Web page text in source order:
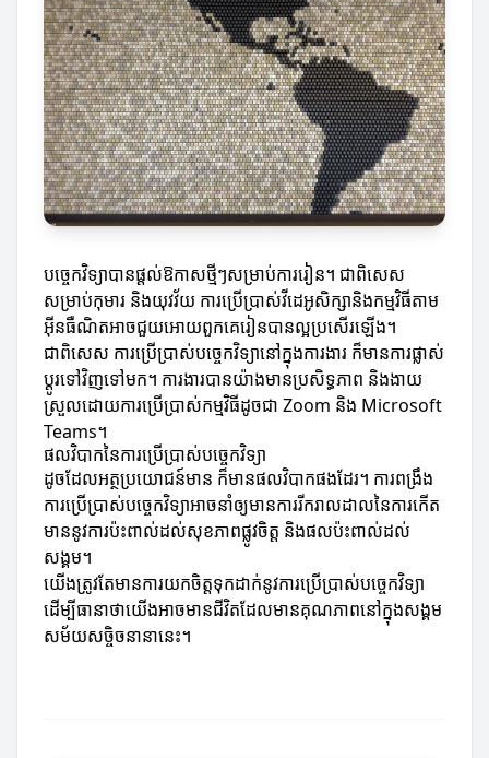
បច្ចេកវិទ្យាបានផ្តល់ឱកាសថ្មីៗសម្រាប់ការរៀន។ ជាពិសេស
សម្រាប់កុមារ និងយុវវ័យ ការប្រើប្រាស់វីដេអូសិក្សានិងកម្មវិធីតាម
អ៊ីនធឺណិតអាចជួយអោយពួកគេរៀនបានល្អប្រសើរឡើង។
ជាពិសេស ការប្រើប្រាស់បច្ចេកវិទ្យានៅក្នុងការងារ ក៏មានការផ្លាស់
ប្តូរទៅវិញទៅមក។ ការងារបានយ៉ាងមានប្រសិទ្ធភាព និងងាយ
ស្រួលដោយការប្រើប្រាស់កម្មវិធីដូចជា Zoom និង Microsoft
Teams។
ផលវិបាកនៃការប្រើប្រាស់បច្ចេកវិទ្យា
ដូចដែលអត្ថប្រយោជន៍មាន ក៏មានផលវិបាកផងដែរ។ ការពង្រឹង
ការប្រើប្រាស់បច្ចេកវិទ្យាអាចនាំឲ្យមានការរីករាលដាលនៃការកើត
មាននូវការប៉ះពាល់ដល់សុខភាពផ្លូវចិត្ត និងផលប៉ះពាល់ដល់
សង្គម។
យើងត្រូវតែមានការយកចិត្តទុកដាក់នូវការប្រើប្រាស់បច្ចេកវិទ្យា
ដើម្បីធានាថាយើងអាចមានជីវិតដែលមានគុណភាពនៅក្នុងសង្គម
សម័យសច្ចិចនានានេះ។